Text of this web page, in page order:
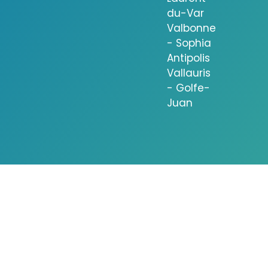
du-Var
Valbonne
- Sophia
Antipolis
Vallauris
- Golfe-
Juan